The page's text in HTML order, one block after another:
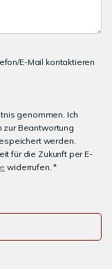
E-Mail kontaktieren
genommen. Ich
zur Beantwortung
werden.
für die Zukunft per E-
widerrufen. *